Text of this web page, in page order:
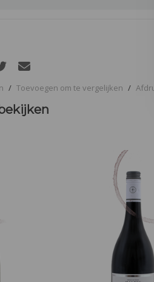
/ Toevoegen om te vergelijken /